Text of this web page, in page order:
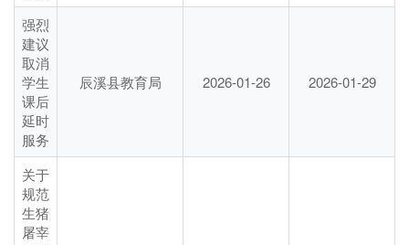
强烈
建议
取消
学生
课后
延时
服务
辰溪县教育局 2026-01-26 2026-01-29
关于
规范
生猪
屠宰